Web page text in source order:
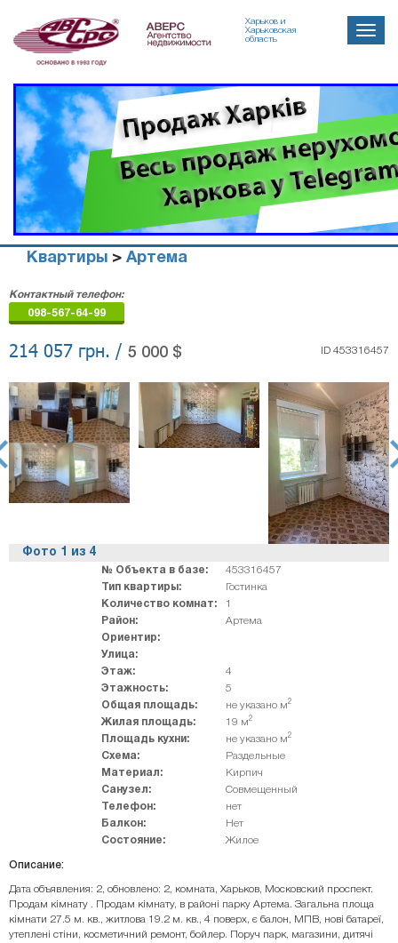
Харьков и
Харьковская
область
Toggle
Квартиры > Артема
недвижимости
"Аверс"
Контактный телефон:
098-567-64-99
214 057 грн. / 5 000 $ ID 453316457
Фото 1 из 4
№ Объекта в базе:
453316457
Тип квартиры:
Гостинка
Количество комнат:
1
Район:
Артема
Ориентир:
Улица:
Этаж:
4
Этажность:
5
Общая площадь:
не указано м2
Жилая площадь: 19 м2
Площадь кухни: не указано м2
Схема:
Раздельные
Материал:
Кирпич
Санузел:
Совмещенный
Телефон:
нет
Балкон:
Нет
Состояние:
Жилое
Описание:
Дата объявления: 2, обновлено: 2, комната, Харьков, Московский проспект.
Продам кімнату . Продам кімнату, в районі парку Артема. Загальна площа
кімнати 27.5 м. кв., житлова 19.2 м. кв., 4 поверх, є балон, МПВ, нові батареї,
утеплені стіни, косметичний ремонт, бойлер. Поруч парк, магазини, дитячі